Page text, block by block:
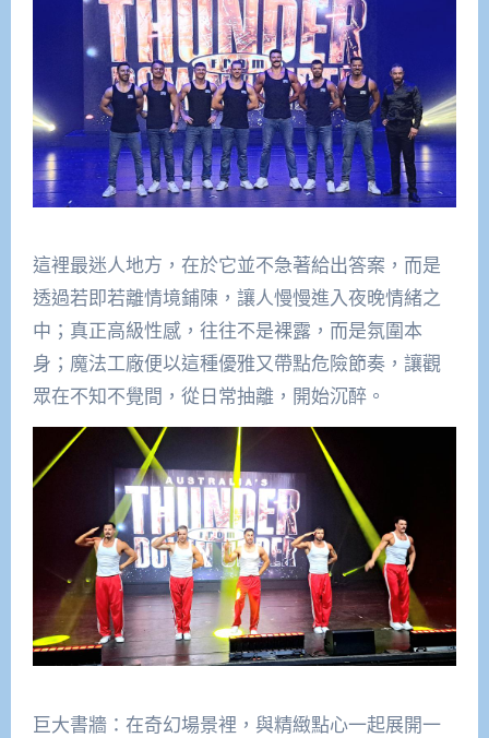
這裡最迷人地方，在於它並不急著給出答案，而是
透過若即若離情境鋪陳，讓人慢慢進入夜晚情緒之
中；真正高級性感，往往不是裸露，而是氛圍本
身；魔法工廠便以這種優雅又帶點危險節奏，讓觀
眾在不知不覺間，從日常抽離，開始沉醉。
巨大書牆：在奇幻場景裡，與精緻點心一起展開一